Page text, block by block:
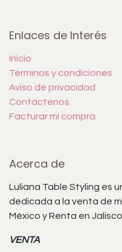
Enlaces de Interés
Inicio
Términos y condiciones
Aviso de privacidad
Contáctenos
Facturar mi compra
Acerca de
Luliana Table Styling es
dedicada a la venta de
México y Renta en
VENTA